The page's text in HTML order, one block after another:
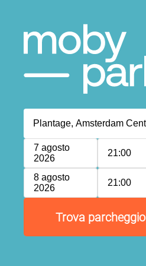
7 agosto
2026
21:00
8 agosto
2026
21:00
Trova parcheggio